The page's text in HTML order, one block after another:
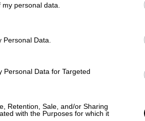
personal data.
Data.
Personal Data for Targeted
Retention, Sale, and/or Sharing
with the Purposes for which it